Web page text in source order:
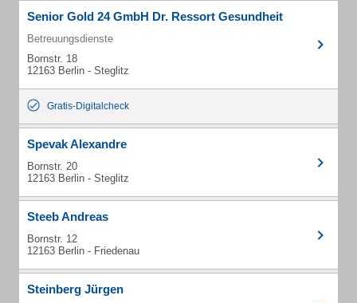
Senior Gold 24 GmbH Dr. Ressort Gesundheit
Betreuungsdienste
Bornstr. 18
12163 Berlin - Steglitz
Gratis-Digitalcheck
Spevak Alexandre
Bornstr. 20
12163 Berlin - Steglitz
Steeb Andreas
Bornstr. 12
12163 Berlin - Friedenau
Steinberg Jürgen